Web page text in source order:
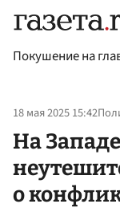
Покушение на
18 мая 2025 15:42
На
о